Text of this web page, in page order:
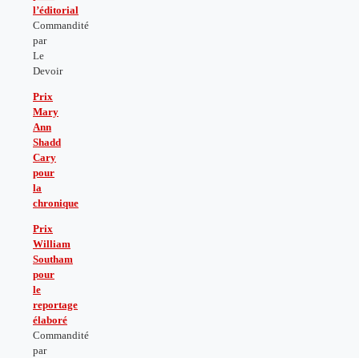
l’éditorial
Commandité
par
Le
Devoir
Prix
Mary
Ann
Shadd
Cary
pour
la
chronique
Prix
William
Southam
pour
le
reportage
élaboré
Commandité
par